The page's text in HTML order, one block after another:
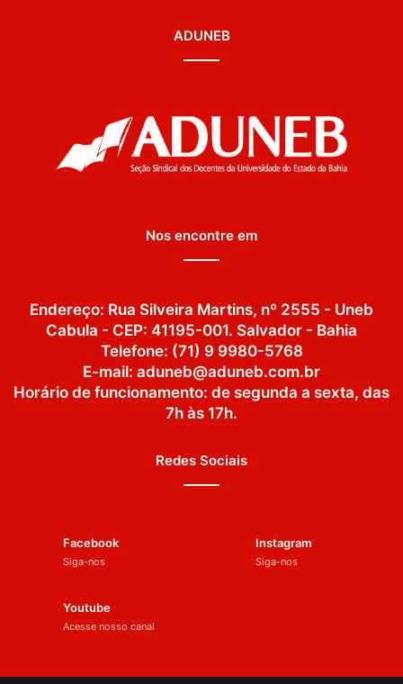
ADUNEB
Nos encontre em
Endereço: Rua Silveira Martins, nº 2555 - Uneb
Cabula - CEP: 41195-001. Salvador - Bahia
Telefone: (71) 9 9980-5768
E-mail: aduneb@aduneb.com.br
Horário de funcionamento: de segunda a sexta, das
7h às 17h.
Redes Sociais
Facebook
Siga-nos
Instagram
Siga-nos
Youtube
Acesse nosso canal